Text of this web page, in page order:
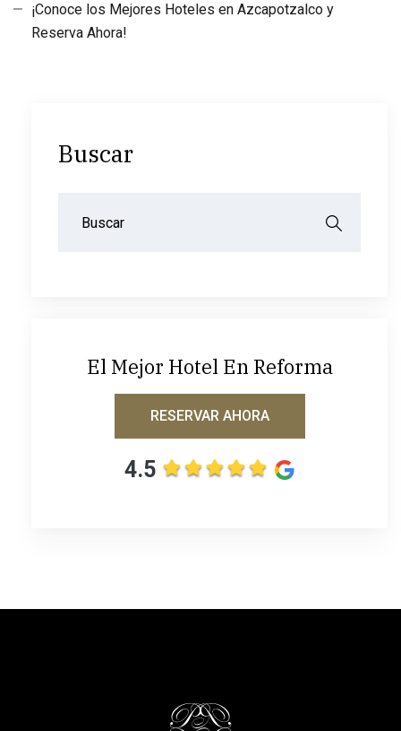
¡Conoce los Mejores Hoteles en Azcapotzalco y
Reserva Ahora!
Buscar
El Mejor Hotel En Reforma
RESERVAR AHORA
4.5